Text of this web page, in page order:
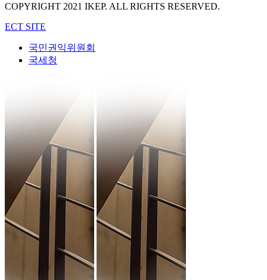
COPYRIGHT 2021 IKEP. ALL RIGHTS RESERVED.
ECT SITE
국민권익위원회
국세청